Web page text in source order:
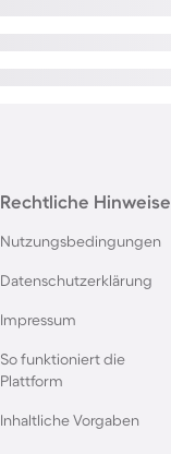
Rechtliche Hinweise
Nutzungsbedingungen
Datenschutzerklärung
Impressum
So funktioniert die
Plattform
Inhaltliche Vorgaben